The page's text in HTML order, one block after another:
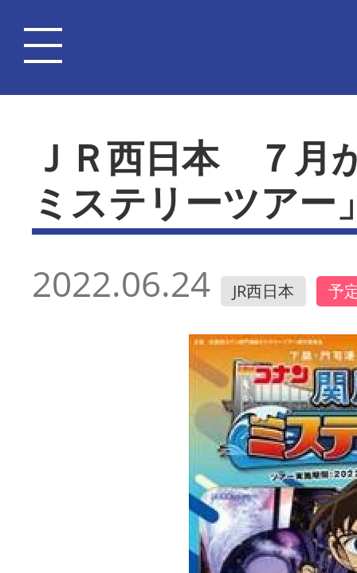
ＪＲ西日本 ７月
ミステリーツアー
2022.06.24 JR西日本 予